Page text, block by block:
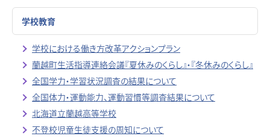
学校教育
学校における働き方改革アクションプラン
蘭越町生活指導連絡会議『夏休みのくらし』・『冬休みのくらし』
全国学力・学習状況調査の結果について
全国体力・運動能力、運動習慣等調査結果について
北海道立蘭越高等学校
不登校児童生徒支援の周知について